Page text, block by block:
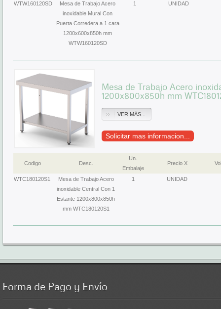
WTW160120SD
Mesa de Trabajo Acero
inoxidable Mural Con
Puerta Corredera a 1 cara
1200x600x850h mm
WTW160120SD
1 UNIDAD
Mesa de Trabajo Acero
1200x800x850h mm
VER MÁS...
Solicitar mas informacion...
Codigo Desc.
Un.
Embalaje
Precio X
WTC180120S1
Mesa de Trabajo Acero
inoxidable Central Con 1
Estante 1200x800x850h
mm WTC180120S1
1 UNIDAD
Forma de Pago y Envío